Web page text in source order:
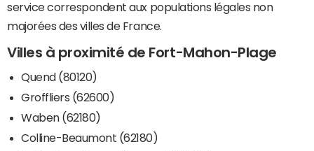
service correspondent aux populations légales non
majorées des villes de France.
Villes à proximité de Fort-Mahon-Plage
Quend (80120)
Groffliers (62600)
Waben (62180)
Colline-Beaumont (62180)